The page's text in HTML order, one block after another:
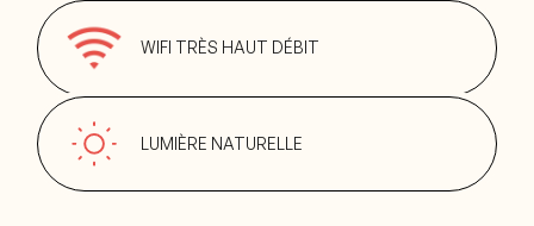
WIFI TRÈS HAUT DÉBIT
LUMIÈRE NATURELLE